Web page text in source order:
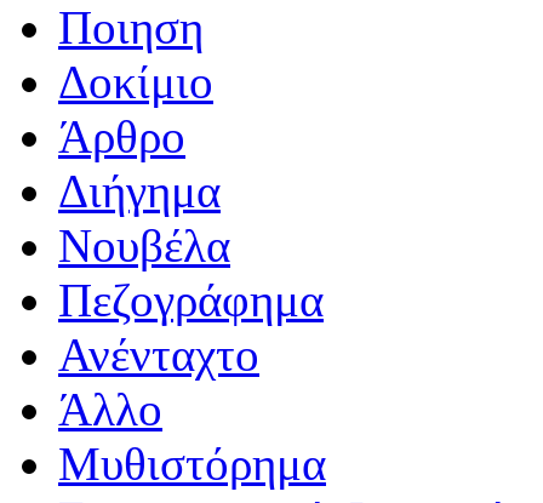
Ποιηση
Δοκίμιο
Άρθρο
Διήγημα
Νουβέλα
Πεζογράφημα
Ανένταχτο
Άλλο
Μυθιστόρημα